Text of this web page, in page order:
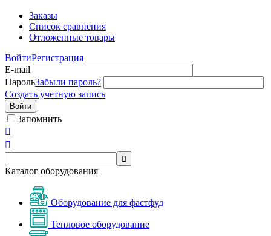
Заказы
Список сравнения
Отложенные товары
ВойтиРегистрация
E-mail
ПарольЗабыли пароль?
Создать учетную запись
Войти
Запомнить



Каталог оборудования
Оборудование для фастфуд
Тепловое оборудование